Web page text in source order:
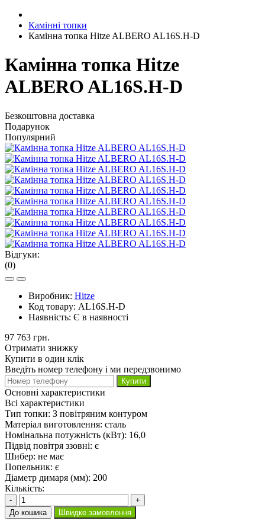
Камінні топки
Камінна топка Hitze ALBERO AL16S.H-D
Камінна топка Hitze
ALBERO AL16S.H-D
Безкоштовна доставка
Подарунок
Популярний
Відгуки:
(0)
Виробник: Hitze
Код товару: AL16S.H-D
Наявність: Є в наявності
97 763 грн.
Отримати знижку
Купити в один клік
Введіть номер телефону і ми передзвонимо
Купити
Основні характеристики
Всі характеристики
Тип топки: З повітряним контуром
Матеріал виготовлення: сталь
Номінальна потужність (кВт): 16,0
Підвід повітря ззовні: є
Шибер: не має
Попельник: є
Діаметр димаря (мм): 200
Кількість:
-
+
До кошика
Швидке замовлення